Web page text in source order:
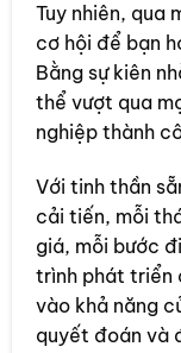
Tuy nhiên, qua
cơ hội để bạn
Bằng sự kiên
thể vượt qua
nghiệp thành
Với tinh thần
cải tiến, mỗi
giá, mỗi bước
trình phát triển
vào khả năng
quyết đoán và